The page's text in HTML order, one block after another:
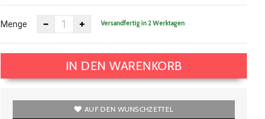
Menge Versandfertig in 2 Werktagen
IN DEN WARENKORB
AUF DEN WUNSCHZETTEL